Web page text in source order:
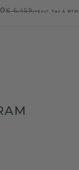
€ 6.459,-Excl. Tax & BTW